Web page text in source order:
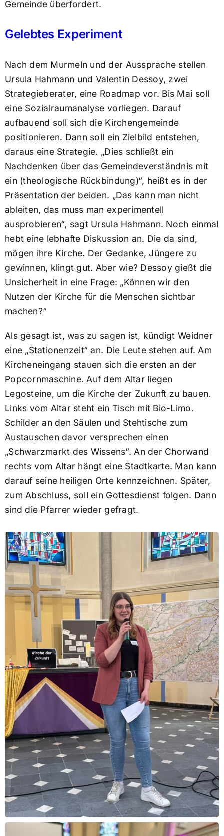
Gemeinde überfordert.
Gelebtes Experiment
Nach dem Murmeln und der Aussprache stellen
Ursula Hahmann und Valentin Dessoy, zwei
Strategieberater, eine Roadmap vor. Bis Mai soll
eine Sozialraumanalyse vorliegen. Darauf
aufbauend soll sich die Kirchengemeinde
positionieren. Dann soll ein Zielbild entstehen,
daraus eine Strategie. „Dies schließt ein
Nachdenken über das Gemeindeverständnis mit
ein (theologische Rückbindung)“, heißt es in der
Präsentation der beiden. „Das kann man nicht
ableiten, das muss man experimentell
ausprobieren“, sagt Ursula Hahmann. Noch einmal
hebt eine lebhafte Diskussion an. Die da sind,
mögen ihre Kirche. Der Gedanke, Jüngere zu
gewinnen, klingt gut. Aber wie? Dessoy gießt die
Unsicherheit in eine Frage: „Können wir den
Nutzen der Kirche für die Menschen sichtbar
machen?“
Als gesagt ist, was zu sagen ist, kündigt Weidner
eine „Stationenzeit“ an. Die Leute stehen auf. Am
Kircheneingang stauen sich die ersten an der
Popcornmaschine. Auf dem Altar liegen
Legosteine, um die Kirche der Zukunft zu bauen.
Links vom Altar steht ein Tisch mit Bio-Limo.
Schilder an den Säulen und Stehtische zum
Austauschen davor versprechen einen
„Schwarzmarkt des Wissens“. An der Chorwand
rechts vom Altar hängt eine Stadtkarte. Man kann
darauf seine heiligen Orte kennzeichnen. Später,
zum Abschluss, soll ein Gottesdienst folgen. Dann
sind die Pfarrer wieder gefragt.